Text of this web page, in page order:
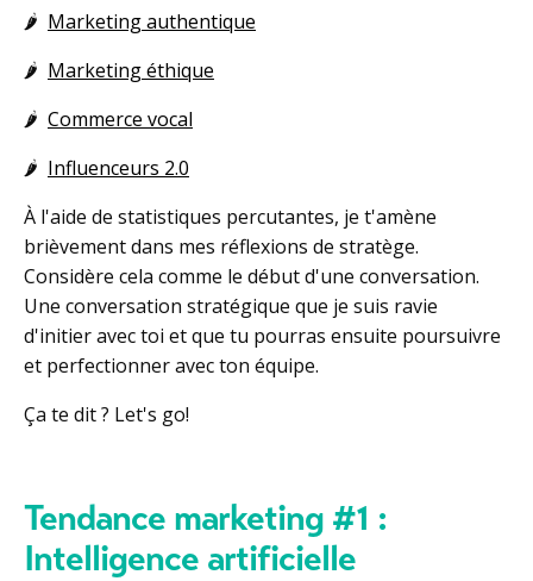
🌶️ Marketing authentique
🌶️ Marketing éthique
🌶️ Commerce vocal
🌶️ Influenceurs 2.0
À l'aide de statistiques percutantes, je t'amène
brièvement dans mes réflexions de stratège.
Considère cela comme le début d'une conversation.
Une conversation stratégique que je suis ravie
d'initier avec toi et que tu pourras ensuite poursuivre
et perfectionner avec ton équipe.
Ça te dit ? Let's go!
Tendance marketing #1 :
Intelligence artificielle